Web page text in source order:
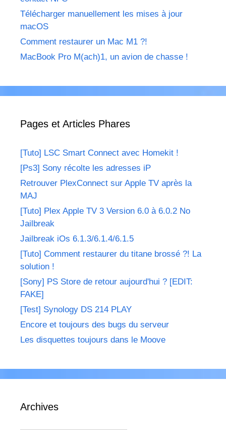
Télécharger manuellement les mises à jour
macOS
Comment restaurer un Mac M1 ?!
MacBook Pro M(ach)1, un avion de chasse !
Pages et Articles Phares
[Tuto] LSC Smart Connect avec Homekit !
[Ps3] Sony récolte les adresses iP
Retrouver PlexConnect sur Apple TV après la
MAJ
[Tuto] Plex Apple TV 3 Version 6.0 à 6.0.2 No
Jailbreak
Jailbreak iOs 6.1.3/6.1.4/6.1.5
[Tuto] Comment restaurer du titane brossé ?! La
solution !
[Sony] PS Store de retour aujourd'hui ? [EDIT:
FAKE]
[Test] Synology DS 214 PLAY
Encore et toujours des bugs du serveur
Les disquettes toujours dans le Moove
Archives